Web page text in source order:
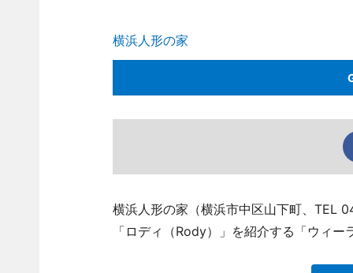
横浜人形の家
横浜人形の家（横浜市中区山下町、TEL
「ロディ（Rody）」を紹介する「ウィ